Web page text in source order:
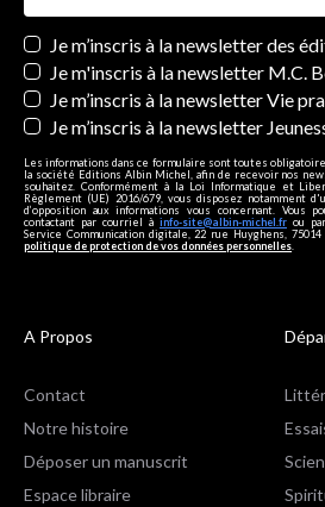
Newsletters
Je m’inscris à la newsletter des
Je m'inscris à la newsletter M.C.
Je m’inscris à la newsletter Vie
Je m’inscris à la newsletter
Les informations dans ce formulaire sont toutes
la société Editions Albin Michel, afin de recevoir nos
souhaitez. Conformément à la Loi Informatique et
Règlement (UE) 2016/679, vous disposez notamment
d’opposition aux informations vous concernant. Vous
contactant par courriel à info-site@albin-michel.fr ou
Service Communication digitale, 22 rue Huyghens, 75014
politique de protection de vos données personnelles
A Propos
Contact
Notre histoire
Déposer un manuscrit
Espace libraire